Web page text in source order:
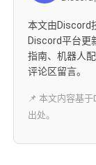
本文由Discord
Discord平台更
指南、机器人
评论区留言。
📌 本文内容基
出处。